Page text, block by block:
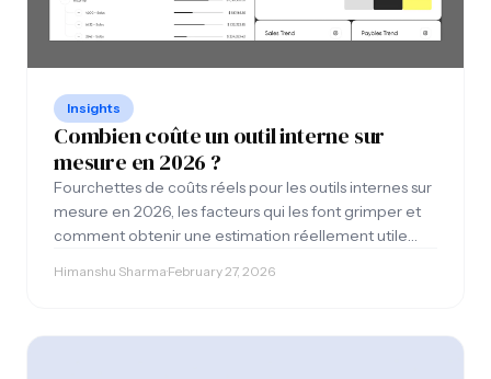
Insights
Combien coûte un outil interne sur
mesure en 2026 ?
Fourchettes de coûts réels pour les outils internes sur
mesure en 2026, les facteurs qui les font grimper et
comment obtenir une estimation réellement utile
Himanshu Sharma·February 27, 2026